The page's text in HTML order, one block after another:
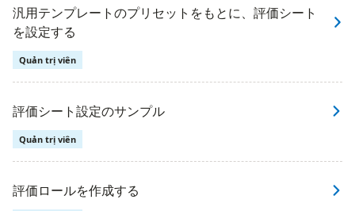
汎用テンプレートのプリセットをもとに、評価シート
を設定する
Quản trị viên
評価シート設定のサンプル
Quản trị viên
評価ロールを作成する